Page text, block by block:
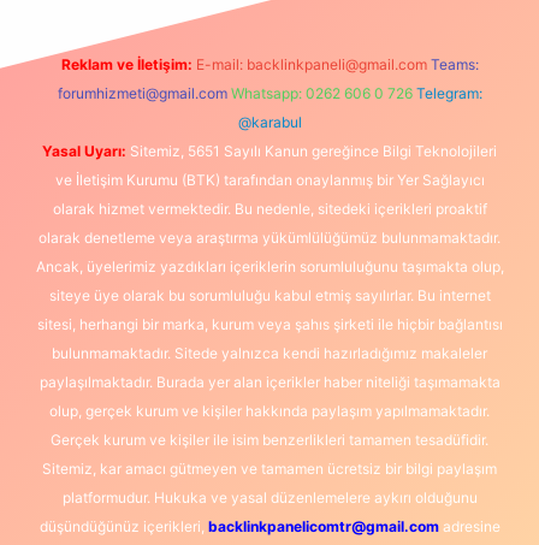
Reklam ve İletişim: E-mail: backlinkpaneli@gmail.com Teams:
forumhizmeti@gmail.com Whatsapp: 0262 606 0 726 Telegram:
@karabul
Yasal Uyarı: Sitemiz, 5651 Sayılı Kanun gereğince Bilgi Teknolojileri
ve İletişim Kurumu (BTK) tarafından onaylanmış bir Yer Sağlayıcı
olarak hizmet vermektedir. Bu nedenle, sitedeki içerikleri proaktif
olarak denetleme veya araştırma yükümlülüğümüz bulunmamaktadır.
Ancak, üyelerimiz yazdıkları içeriklerin sorumluluğunu taşımakta olup,
siteye üye olarak bu sorumluluğu kabul etmiş sayılırlar. Bu internet
sitesi, herhangi bir marka, kurum veya şahıs şirketi ile hiçbir bağlantısı
bulunmamaktadır. Sitede yalnızca kendi hazırladığımız makaleler
paylaşılmaktadır. Burada yer alan içerikler haber niteliği taşımamakta
olup, gerçek kurum ve kişiler hakkında paylaşım yapılmamaktadır.
Gerçek kurum ve kişiler ile isim benzerlikleri tamamen tesadüfidir.
Sitemiz, kar amacı gütmeyen ve tamamen ücretsiz bir bilgi paylaşım
platformudur. Hukuka ve yasal düzenlemelere aykırı olduğunu
düşündüğünüz içerikleri, backlinkpanelicomtr@gmail.comadresine